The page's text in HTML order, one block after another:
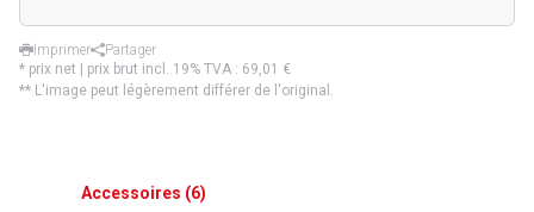
Imprimer
Partager
* prix net | prix brut incl. 19% TVA : 69,01 €
** L'image peut légèrement différer de l'original.
Accessoires (6)